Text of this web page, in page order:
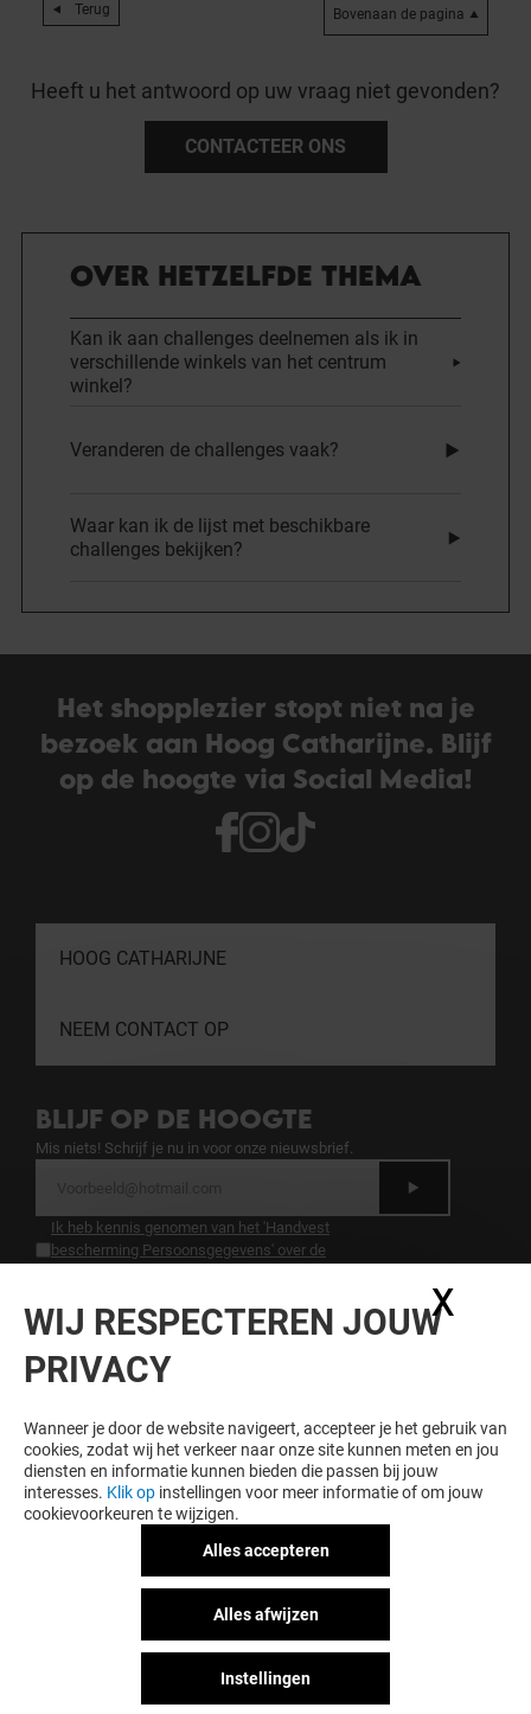
Terug Bovenaan de pagina
Heeft u het antwoord op uw vraag niet gevonden?
CONTACTEER ONS
OVER HETZELFDE THEMA
Kan ik aan challenges deelnemen als ik in
verschillende winkels van het centrum
winkel?
Veranderen de challenges vaak?
Waar kan ik de lijst met beschikbare
challenges bekijken?
Het shopplezier stopt niet na je
bezoek aan Hoog Catharijne. Blijf
op de hoogte via Social Media!
HOOG CATHARIJNE
NEEM CONTACT OP
BLIJF OP DE HOOGTE
Mis niets! Schrijf je nu in voor onze nieuwsbrief.
Ik heb kennis genomen van het 'Handvest
bescherming Persoonsgegevens' over de
LOYALITEIT LOONT
Word lid van Hoog Catharijne Premium en krijg
exclusieve voordelen, aanbiedingen en services bij
Algemene voorwaarden
Juridische informatie
Handvest bescherming
Huisregels
WIJ RESPECTEREN JOUW
PRIVACY
Wanneer je door de website navigeert, accepteer je het gebruik van
cookies, zodat wij het verkeer naar onze site kunnen meten en jou
diensten en informatie kunnen bieden die passen bij jouw
interesses. Klik op instellingen voor meer informatie of om jouw
cookievoorkeuren te wijzigen.
Alles accepteren
Alles afwijzen
Instellingen
X